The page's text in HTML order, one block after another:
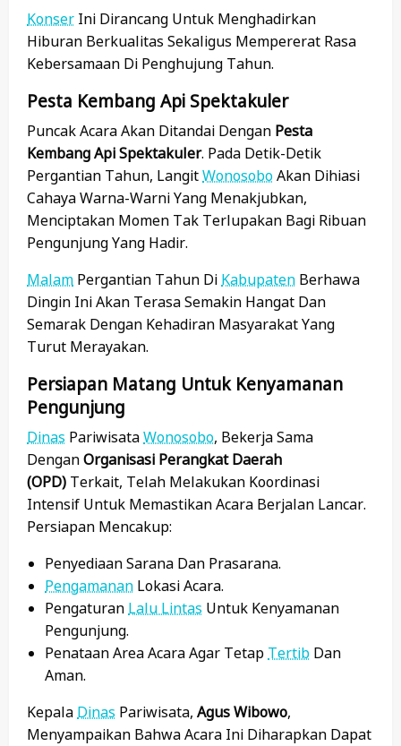
Konser Ini Dirancang Untuk Menghadirkan
Hiburan Berkualitas Sekaligus Mempererat Rasa
Kebersamaan Di Penghujung Tahun.
Pesta Kembang Api Spektakuler
Puncak Acara Akan Ditandai Dengan Pesta
Kembang Api Spektakuler. Pada Detik-Detik
Pergantian Tahun, LangitWonosoboAkan Dihiasi
Cahaya Warna-Warni Yang Menakjubkan,
Menciptakan Momen Tak Terlupakan Bagi Ribuan
Pengunjung Yang Hadir.
Malam Pergantian Tahun Di Kabupaten Berhawa
Dingin Ini Akan Terasa Semakin Hangat Dan
Semarak Dengan Kehadiran Masyarakat Yang
Turut Merayakan.
Persiapan Matang Untuk Kenyamanan
Pengunjung
Dinas PariwisataWonosobo, Bekerja Sama
DenganOrganisasi Perangkat Daerah
(OPD) Terkait, Telah Melakukan Koordinasi
Intensif Untuk Memastikan Acara Berjalan Lancar.
Persiapan Mencakup:
Penyediaan Sarana Dan Prasarana.
Pengamanan Lokasi Acara.
Pengaturan Lalu Lintas Untuk Kenyamanan
Pengunjung.
Penataan Area Acara Agar Tetap Tertib Dan
Aman.
Kepala Dinas Pariwisata, Agus Wibowo,
Menyampaikan Bahwa Acara Ini Diharapkan Dapat